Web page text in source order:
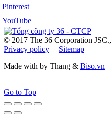
Pinterest
YouTube
© 2017 The 36 Corporation JSC.,
Privacy policy
Sitemap
Made with by Thang & Biso.vn
Go to Top